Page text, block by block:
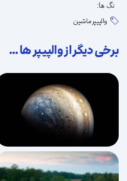
مندی
تگ ها:
والپیپر ماشین
برخی دیگر از والپیپر ها ...